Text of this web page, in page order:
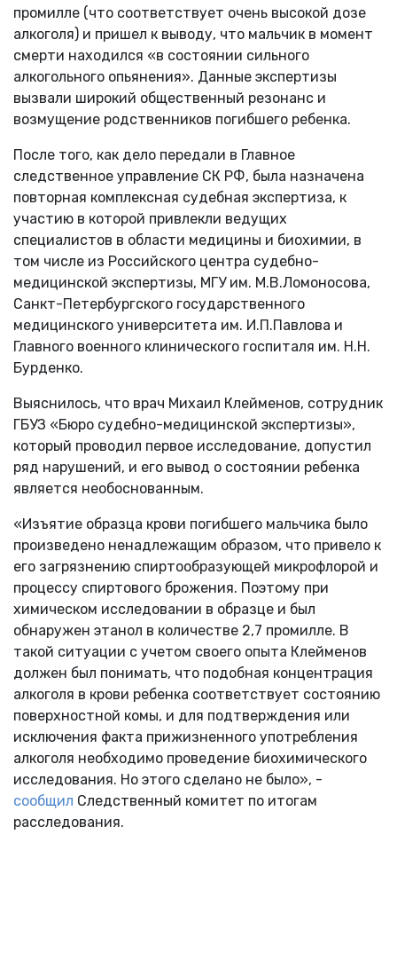
промилле (что соответствует очень высокой дозе
алкоголя) и пришел к выводу, что мальчик в момент
смерти находился «в состоянии сильного
алкогольного опьянения». Данные экспертизы
вызвали широкий общественный резонанс и
возмущение родственников погибшего ребенка.
После того, как дело передали в Главное
следственное управление СК РФ, была назначена
повторная комплексная судебная экспертиза, к
участию в которой привлекли ведущих
специалистов в области медицины и биохимии, в
том числе из Российского центра судебно-
медицинской экспертизы, МГУ им. М.В.Ломоносова,
Санкт-Петербургского государственного
медицинского университета им. И.П.Павлова и
Главного военного клинического госпиталя им. Н.Н.
Бурденко.
Выяснилось, что врач Михаил Клейменов, сотрудник
ГБУЗ «Бюро судебно-медицинской экспертизы»,
который проводил первое исследование, допустил
ряд нарушений, и его вывод о состоянии ребенка
является необоснованным.
«Изъятие образца крови погибшего мальчика было
произведено ненадлежащим образом, что привело к
его загрязнению спиртообразующей микрофлорой и
процессу спиртового брожения. Поэтому при
химическом исследовании в образце и был
обнаружен этанол в количестве 2,7 промилле. В
такой ситуации с учетом своего опыта Клейменов
должен был понимать, что подобная концентрация
алкоголя в крови ребенка соответствует состоянию
поверхностной комы, и для подтверждения или
исключения факта прижизненного употребления
алкоголя необходимо проведение биохимического
исследования. Но этого сделано не было», -
сообщил Следственный комитет по итогам
расследования.